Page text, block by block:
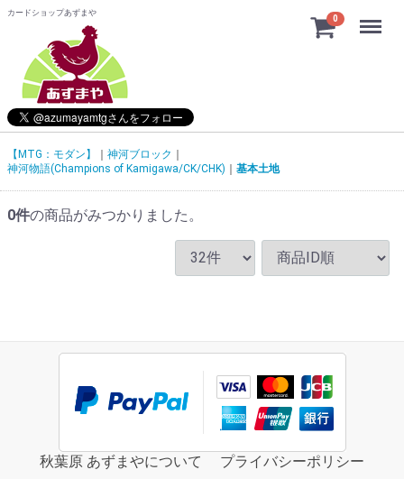
カードショップあずまや
0 Menu
【MTG：モダン】
神河ブロック
神河物語(Champions of Kamigawa/CK/CHK)
基本土地
0件の商品がみつかりました。
秋葉原 あずまやについて
プライバシーポリシー